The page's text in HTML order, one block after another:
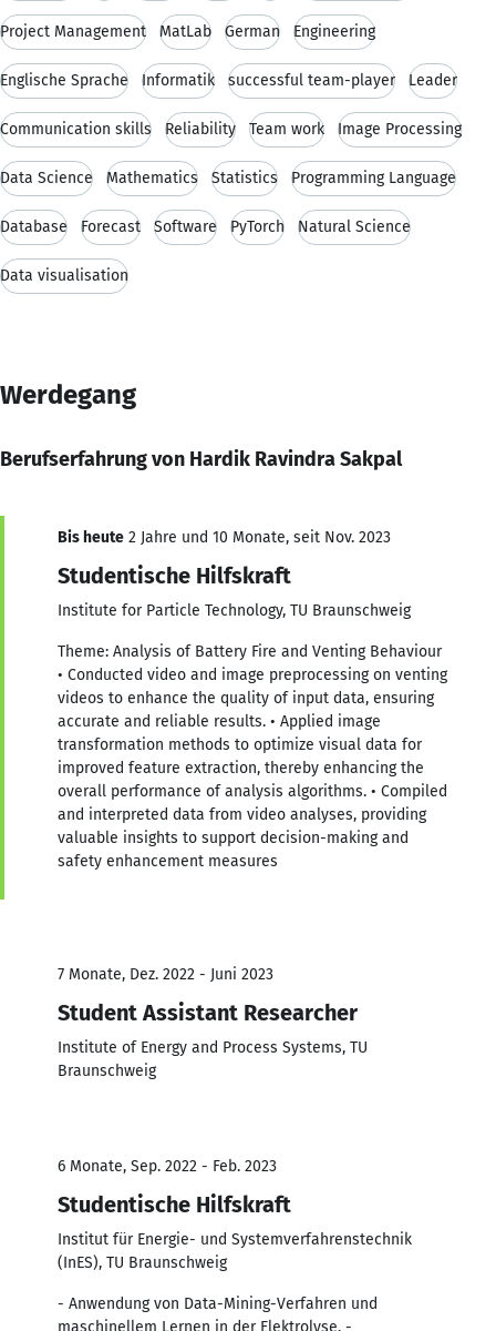
Project Management MatLab German Engineering
Englische Sprache Informatik successful team-player Leader
Communication skills Reliability Team work Image Processing
Data Science Mathematics Statistics Programming Language
Database Forecast Software PyTorch Natural Science
Data visualisation
Werdegang
Berufserfahrung von Hardik Ravindra Sakpal
Bis heute 2 Jahre und 10 Monate, seit Nov. 2023
Studentische Hilfskraft
Institute for Particle Technology, TU Braunschweig
Theme: Analysis of Battery Fire and Venting Behaviour
• Conducted video and image preprocessing on venting
videos to enhance the quality of input data, ensuring
accurate and reliable results. • Applied image
transformation methods to optimize visual data for
improved feature extraction, thereby enhancing the
overall performance of analysis algorithms. • Compiled
and interpreted data from video analyses, providing
valuable insights to support decision-making and
safety enhancement measures
7 Monate, Dez. 2022 - Juni 2023
Student Assistant Researcher
Institute of Energy and Process Systems, TU
Braunschweig
6 Monate, Sep. 2022 - Feb. 2023
Studentische Hilfskraft
Institut für Energie- und Systemverfahrenstechnik
(InES), TU Braunschweig
- Anwendung von Data-Mining-Verfahren und
maschinellem Lernen in der Elektrolyse. -